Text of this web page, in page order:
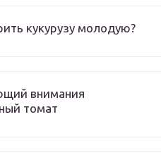
кукурузу молодую?
внимания
томат